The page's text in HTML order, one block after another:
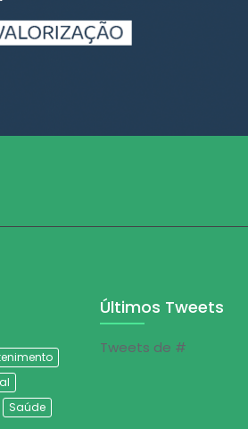
Saúde
Últimos Tweets
Tweets de #